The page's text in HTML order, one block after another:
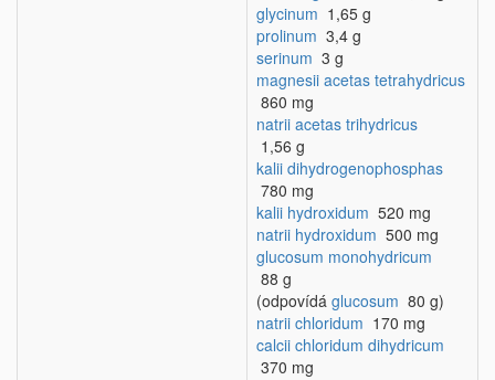
glycinum 1,65 g
prolinum 3,4 g
serinum 3 g
magnesii acetas tetrahydricus
860 mg
natrii acetas trihydricus
1,56 g
kalii dihydrogenophosphas
780 mg
kalii hydroxidum 520 mg
natrii hydroxidum 500 mg
glucosum monohydricum
88 g
(odpovídá glucosum 80 g)
natrii chloridum 170 mg
calcii chloridum dihydricum
370 mg